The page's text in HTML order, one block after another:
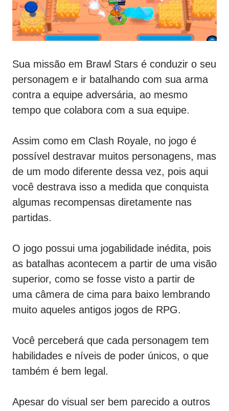
Sua missão em Brawl Stars é conduzir o seu
personagem e ir batalhando com sua arma
contra a equipe adversária, ao mesmo
tempo que colabora com a sua equipe.
Assim como em Clash Royale, no jogo é
possível destravar muitos personagens, mas
de um modo diferente dessa vez, pois aqui
você destrava isso a medida que conquista
algumas recompensas diretamente nas
partidas.
O jogo possui uma jogabilidade inédita, pois
as batalhas acontecem a partir de uma visão
superior, como se fosse visto a partir de
uma câmera de cima para baixo lembrando
muito aqueles antigos jogos de RPG.
Você perceberá que cada personagem tem
habilidades e níveis de poder únicos, o que
também é bem legal.
Apesar do visual ser bem parecido a outros